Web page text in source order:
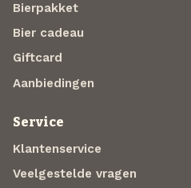
Bierpakket
Bier cadeau
Giftcard
Aanbiedingen
Service
Klantenservice
Veelgestelde vragen